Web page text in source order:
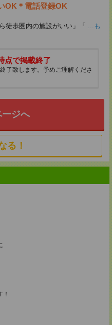
OK＊電話登録OK
徒歩圏内の施設がいい」「 ...も
点で掲載終了
了致します。予めご理解くださ
ージへ
る！